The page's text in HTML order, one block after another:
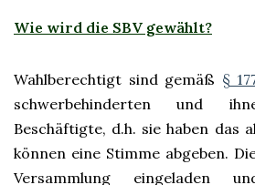
Wie wird die SBV gewählt?
Wahlberechtigt sind gemäß §
schwerbehinderten und
Beschäftigte, d.h. sie haben das
können eine Stimme abgeben.
Versammlung